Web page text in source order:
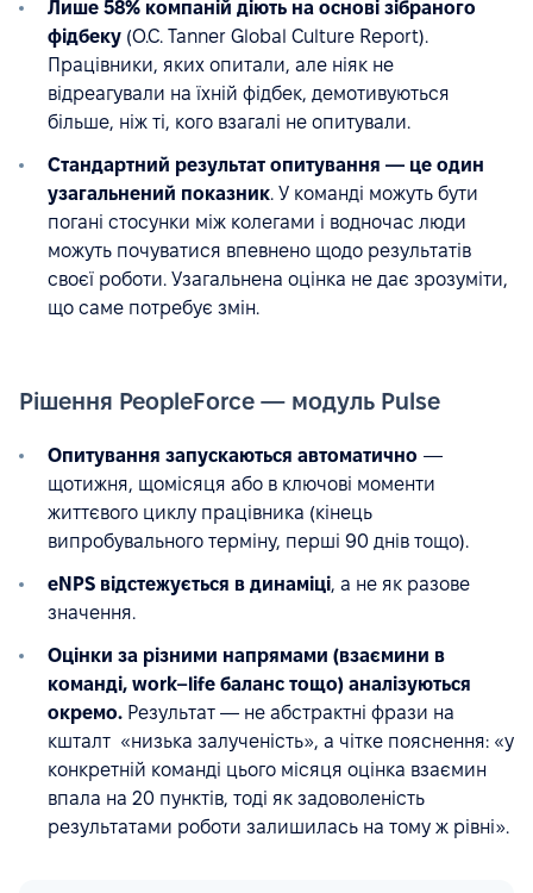
Лише 58% компаній діють на основі зібраного
фідбеку (O.C. Tanner Global Culture Report).
Працівники, яких опитали, але ніяк не
відреагували на їхній фідбек, демотивуються
більше, ніж ті, кого взагалі не опитували.
Стандартний результат опитування — це один
узагальнений показник. У команді можуть бути
погані стосунки між колегами і водночас люди
можуть почуватися впевнено щодо результатів
своєї роботи. Узагальнена оцінка не дає зрозуміти,
що саме потребує змін.
Рішення PeopleForce — модуль Pulse
Опитування запускаються автоматично —
щотижня, щомісяця або в ключові моменти
життєвого циклу працівника (кінець
випробувального терміну, перші 90 днів тощо).
eNPS відстежується в динаміці, а не як разове
значення.
Оцінки за різними напрямами (взаємини в
команді, work–life баланс тощо) аналізуються
окремо. Результат — не абстрактні фрази на
кшталт «низька залученість», а чітке пояснення: «у
конкретній команді цього місяця оцінка взаємин
впала на 20 пунктів, тоді як задоволеність
результатами роботи залишилась на тому ж рівні».